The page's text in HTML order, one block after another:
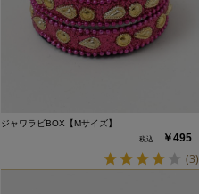
ジャワラビBOX【Mサイズ】
￥495
(3)